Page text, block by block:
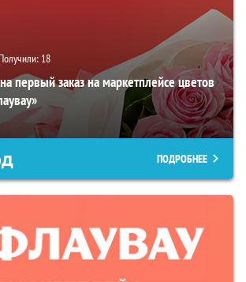
18
первый заказ на маркетплейсе цветов
ПОДРОБНЕЕ